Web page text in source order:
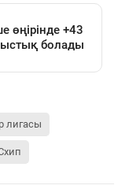
лигасы